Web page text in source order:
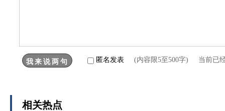
匿名发表 (内容限5至500字) 当前已
相关热点